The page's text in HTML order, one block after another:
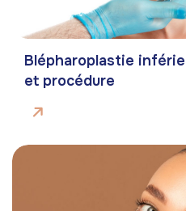
Blépharoplastie
et procédure